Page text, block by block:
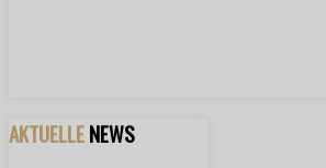
AKTUELLENEWS